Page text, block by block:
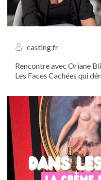
casting.fr
Rencontre avec Oriane
Les Faces Cachées qui
chères et les galères
Cachées, ce sont les...